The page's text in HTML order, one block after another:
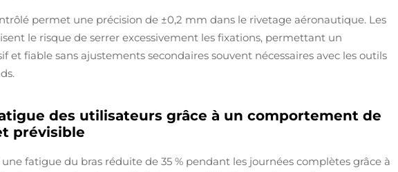
permet une précision de ±0,2 mm dans le rivetage aéronautique. Les
le risque de serrer excessivement les fixations, permettant un
et fiable sans ajustements secondaires souvent nécessaires avec les outils
des utilisateurs grâce à un comportement de
prévisible
fatigue du bras réduite de 35 % pendant les journées complètes grâce à